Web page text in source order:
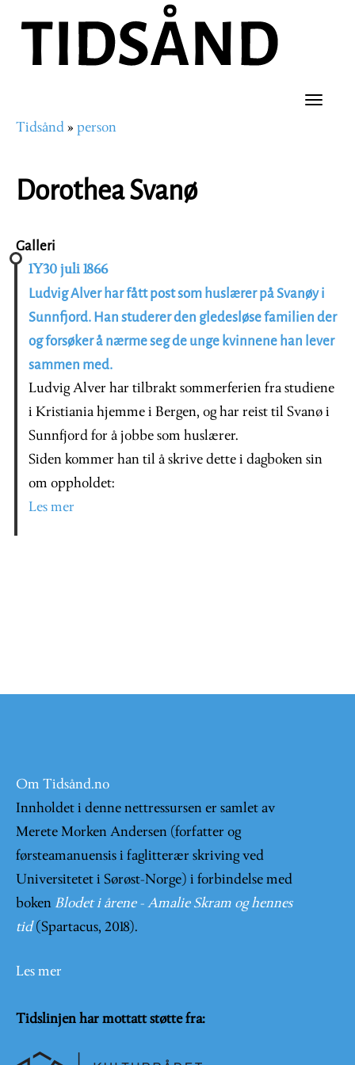
hovedinnhold
Toggle
Navigasjonssti
Tidsånd person
Dorothea Svanø
Galleri
1Y30 juli 1866
Ludvig Alver har fått post som huslærer på Svanøy i
Sunnfjord. Han studerer den gledesløse familien der
og forsøker å nærme seg de unge kvinnene han lever
sammen med.
Ludvig Alver har tilbrakt sommerferien fra studiene
i Kristiania hjemme i Bergen, og har reist til Svanø i
Sunnfjord for å jobbe som huslærer.
Siden kommer han til å skrive dette i dagboken sin
om oppholdet:
Les mer
Om Tidsånd.no
Innholdet i denne nettressursen er samlet av
Merete Morken Andersen (forfatter og
førsteamanuensis i faglitterær skriving ved
Universitetet i Sørøst-Norge) i forbindelse med
boken Blodet i årene - Amalie Skram og hennes
tid (Spartacus, 2018).
Les mer
Tidslinjen har mottatt støtte fra: